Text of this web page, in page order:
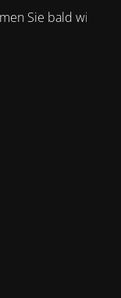
Sie bald wieder.